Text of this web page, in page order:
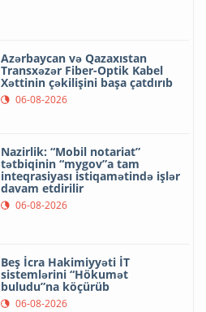
Azərbaycan və Qazaxıstan
Transxəzər Fiber-Optik Kabel
Xəttinin çəkilişini başa çatdırıb
06-08-2026
Nazirlik: “Mobil notariat”
tətbiqinin “mygov”a tam
inteqrasiyası istiqamətində işlər
davam etdirilir
06-08-2026
Beş İcra Hakimiyyəti İT
sistemlərini “Hökumət
buludu”na köçürüb
06-08-2026